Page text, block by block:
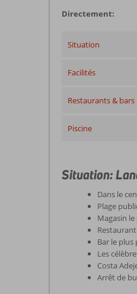
Directement:
Situation
Facilités
Restaurants & bars
Piscine
Situation:
Dans le
Plage
Magasin
Bar le
Les
Costa
Arrêt de